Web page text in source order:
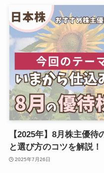
【2025年】8月株主優
と選び方のコツを解説！
2025年7月26日